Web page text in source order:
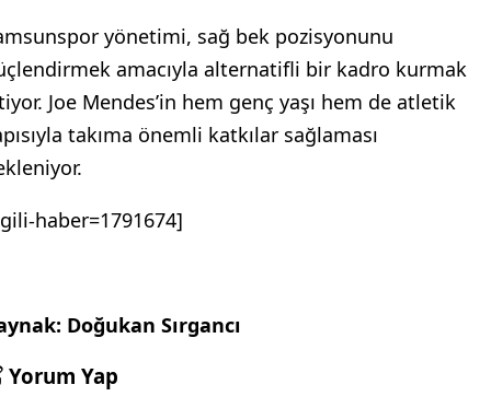
yönetimi, sağ bek pozisyonunu
amacıyla alternatifli bir kadro kurmak
Joe Mendes’in hem genç yaşı hem de atletik
takıma önemli katkılar sağlaması
haber=1791674]
Doğukan Sırgancı
Yorum Yap